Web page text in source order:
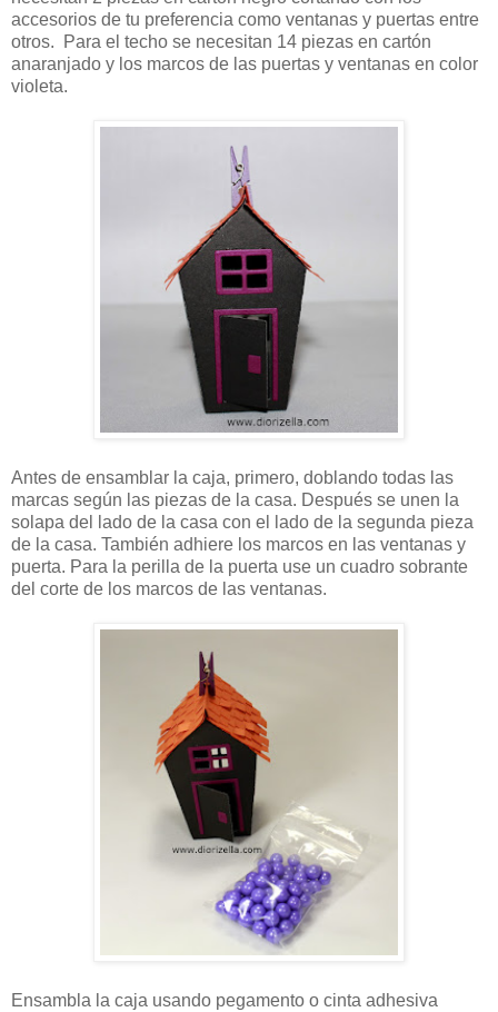
accesorios de tu preferencia como ventanas y puertas entre
otros. Para el techo se necesitan 14 piezas en cartón
anaranjado y los marcos de las puertas y ventanas en color
violeta.
Antes de ensamblar la caja, primero, doblando todas las
marcas según las piezas de la casa. Después se unen la
solapa del lado de la casa con el lado de la segunda pieza
de la casa. También adhiere los marcos en las ventanas y
puerta. Para la perilla de la puerta use un cuadro sobrante
del corte de los marcos de las ventanas.
Ensambla la caja usando pegamento o cinta adhesiva